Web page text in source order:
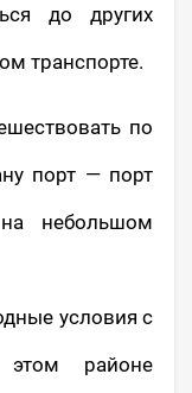
до других
транспорте.
по
порт — порт
небольшом
условия с
районе